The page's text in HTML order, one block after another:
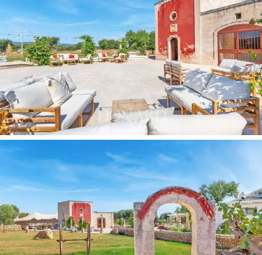
Ugyanilyen varázslatosak a "komfort" kategóriájú
hálószobák, amelyek közül az egyik a korábban a
jászolnak szentelt térben kapott helyet, olvasósarokkal
gazdagított kényelmes társalgóval. Egy másik szoba
külön bejárattal és terasszal rendelkezik, kilátással a
"penge"-re és a barlangokra, míg egy másik szoba
színterápiás zuhanyzóval rendelkezik. A deluxe szoba
független terasszal, panorámás kilátással a
történelmi 17. századi kertre, és jakuzzival
rendelkezik . A Superior szoba a tanya régi konyhájában
található, a szoba közepén egy történelmi kandalló és
egy teljesen független terasz, amely a kertet
körülvevő oszlopsorra néz. Végül két standard szoba
van kis erkéllyel, amelyek mindegyike lenyűgöző kilátást
nyújt a kertre vagy az ősi parasztházra.